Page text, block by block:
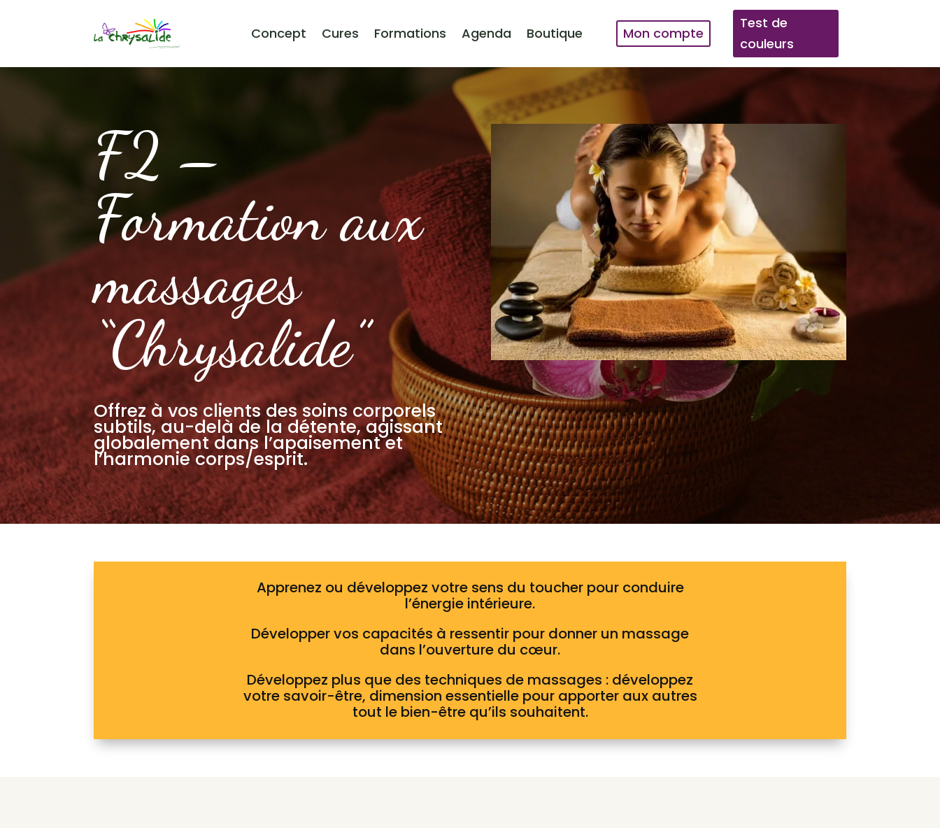
Concept Cures Formations Agenda Boutique Mon compte
Test de
couleurs
F2 –
Formation aux
massages
“Chrysalide”
Offrez à vos clients des soins corporels
subtils, au-delà de la détente, agissant
globalement dans l’apaisement et
l’harmonie corps/esprit.
Apprenez ou développez votre sens du toucher pour conduire
l’énergie intérieure.
Développer vos capacités à ressentir pour donner un massage
dans l’ouverture du cœur.
Développez plus que des techniques de massages : développez
votre savoir-être, dimension essentielle pour apporter aux autres
tout le bien-être qu’ils souhaitent.